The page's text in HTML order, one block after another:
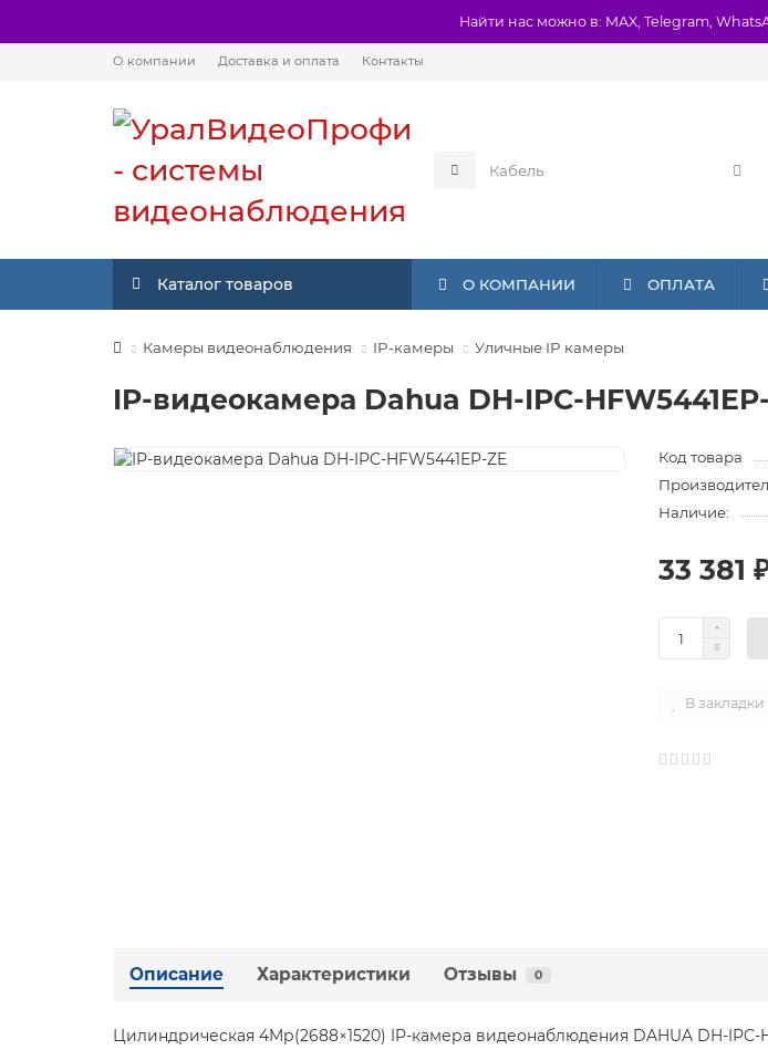
Найти нас можно в: MAX, Telegram,
О компании Доставка и оплата Контакты
Каталог товаров О КОМПАНИИ ОПЛАТА
Камеры видеонаблюдения IP-камеры Уличные IP камеры
IP-видеокамера Dahua DH-IPC-
Код товара
Наличие:
33 381
В закладки
Описание Характеристики Отзывы 0
Цилиндрическая 4Mр(2688×1520) IP-камера видеонаблюдения DAHUA DH-